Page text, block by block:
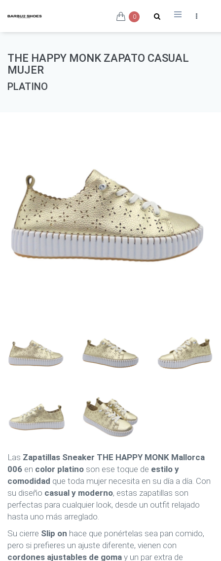
0
THE HAPPY MONK ZAPATO CASUAL
MUJER
PLATINO
Las Zapatillas Sneaker THE HAPPY MONK Mallorca
006 en color platino son ese toque de estilo y
comodidad que toda mujer necesita en su día a día. Con
su diseño casual y moderno, estas zapatillas son
perfectas para cualquier look, desde un outfit relajado
hasta uno más arreglado.
Su cierre Slip on hace que ponértelas sea pan comido,
pero si prefieres un ajuste diferente, vienen con
cordones ajustables de goma y un par extra de